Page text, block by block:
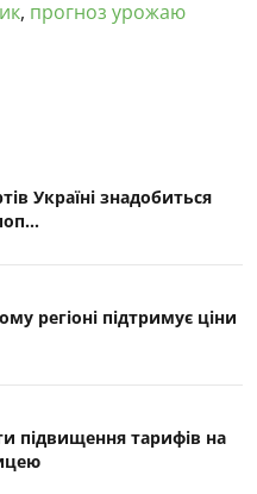
, прогноз урожаю
Україні знадобиться
регіоні підтримує ціни
підвищення тарифів на